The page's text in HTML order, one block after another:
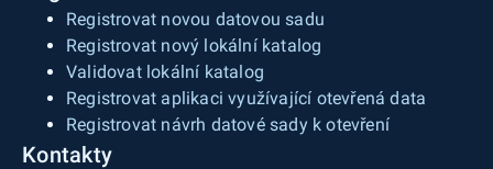
Registrovat novou datovou sadu
Registrovat nový lokální katalog
Validovat lokální katalog
Registrovat aplikaci využívající otevřená data
Registrovat návrh datové sady k otevření
Kontakty